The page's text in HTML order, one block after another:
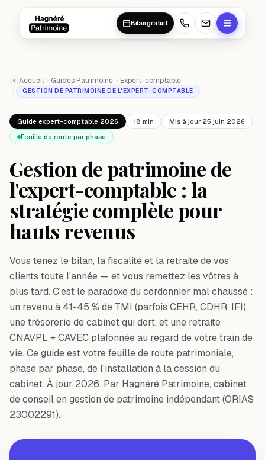
Bilan gratuit
Accueil Guides Patrimoine Expert-comptable
GESTION DE PATRIMOINE DE L'EXPERT-COMPTABLE
Guide expert-comptable 2026 18 min
Mis à jour 25 juin 2026
Feuille de route par phase
Gestion de patrimoine de
l'expert-comptable : la
stratégie complète pour
hauts revenus
Vous tenez le bilan, la fiscalité et la retraite de vos
clients toute l'année — et vous remettez les vôtres à
plus tard. C'est le paradoxe du cordonnier mal chaussé :
un revenu à 41-45 % de TMI (parfois CEHR, CDHR, IFI),
une trésorerie de cabinet qui dort, et une retraite
CNAVPL + CAVEC plafonnée au regard de votre train de
vie. Ce guide est votre feuille de route patrimoniale,
phase par phase, de l'installation à la cession du
cabinet. À jour 2026. Par Hagnéré Patrimoine, cabinet
de conseil en gestion de patrimoine indépendant (ORIAS
23002291).